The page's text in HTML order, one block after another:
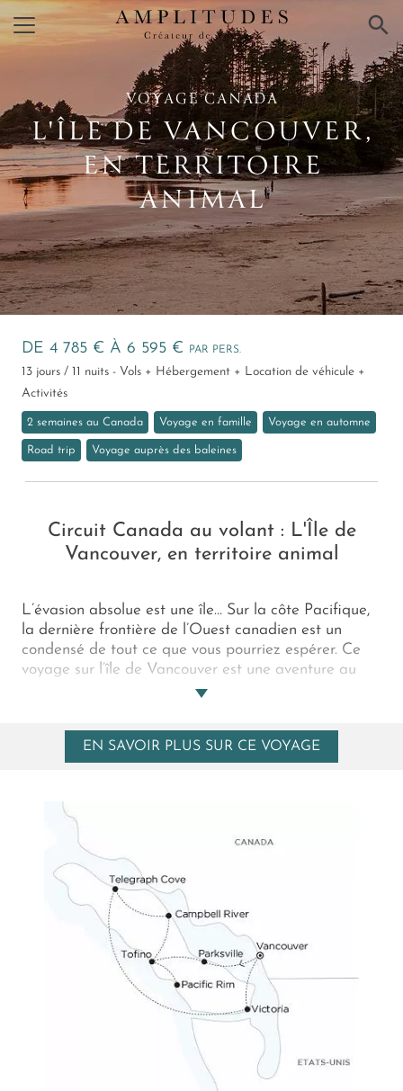
×
VOYAGE CANADA
L'ÎLE DE VANCOUVER,
EN TERRITOIRE
ANIMAL
DE 4 785 € À 6 595 € PAR PERS.
13 jours / 11 nuits - Vols + Hébergement + Location de véhicule +
Activités
2 semaines au Canada Voyage en famille Voyage en automne
Road trip Voyage auprès des baleines
Circuit Canada au volant : L'Île de
Vancouver, en territoire animal
L’évasion absolue est une île… Sur la côte Pacifique,
la dernière frontière de l’Ouest canadien est un
condensé de tout ce que vous pourriez espérer. Ce
voyage sur l’île de Vancouver est une aventure au
plus profond d’une nature sauvage, unique,
les baleines, impératrices des océans puis les grizzlis,
roi des forêts pluviales primaires. Du nord au sud,
royaume animal…
EN SAVOIR PLUS SUR CE VOYAGE